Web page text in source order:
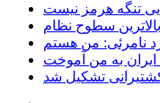
تنگه هرمز نیست
سطوح نظام
ایران به من آموخت
تشکیل شد